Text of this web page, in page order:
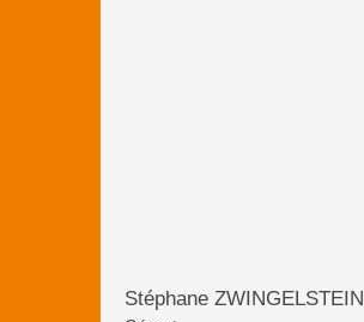
Stéphane ZWINGELSTEIN